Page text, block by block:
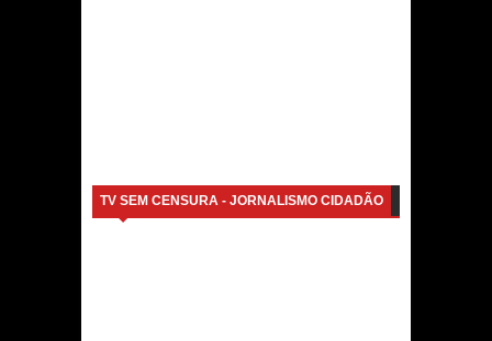
TV SEM CENSURA - JORNALISMO CIDADÃO